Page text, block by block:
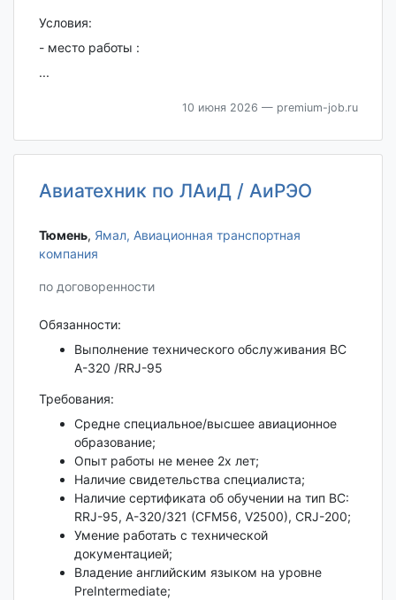
Условия:
- место работы :
...
10 июня 2026 — premium-job.ru
Авиатехник по ЛАиД / АиРЭО
Тюмень‎, Ямал, Авиационная транспортная
компания
по договоренности
Обязанности:
Выполнение технического обслуживания ВС
А-320 /RRJ-95
Требования:
Средне специальное/высшее авиационное
образование;
Опыт работы не менее 2х лет;
Наличие свидетельства специалиста;
Наличие сертификата об обучении на тип ВС:
RRJ-95, A-320/321 (CFM56, V2500), CRJ-200;
Умение работать с технической
документацией;
Владение английским языком на уровне
PreIntermediate;